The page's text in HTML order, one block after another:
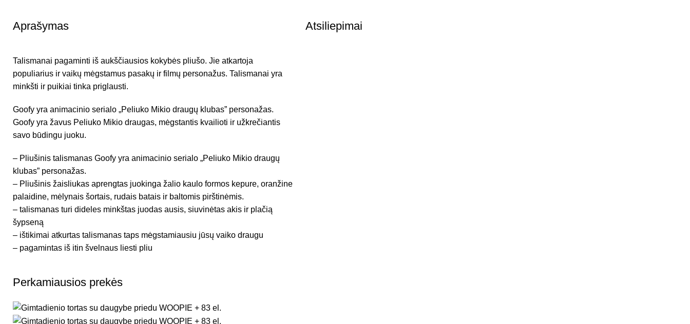
Aprašymas
Talismanai pagaminti iš aukščiausios kokybės pliušo. Jie atkartoja
populiarius ir vaikų mėgstamus pasakų ir filmų personažus. Talismanai yra
minkšti ir puikiai tinka priglausti.
Goofy yra animacinio serialo „Peliuko Mikio draugų klubas” personažas.
Goofy yra žavus Peliuko Mikio draugas, mėgstantis kvailioti ir užkrečiantis
savo būdingu juoku.
– Pliušinis talismanas Goofy yra animacinio serialo „Peliuko Mikio draugų
klubas” personažas.
– Pliušinis žaisliukas aprengtas juokinga žalio kaulo formos kepure, oranžine
palaidine, mėlynais šortais, rudais batais ir baltomis pirštinėmis.
– talismanas turi dideles minkštas juodas ausis, siuvinėtas akis ir plačią
šypseną
– ištikimai atkurtas talismanas taps mėgstamiausiu jūsų vaiko draugu
– pagamintas iš itin švelnaus liesti pliu
Atsiliepimai
Perkamiausios prekės